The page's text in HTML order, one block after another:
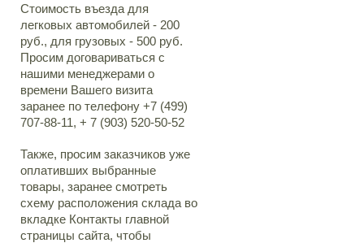
Стоимость въезда для
легковых автомобилей - 200
руб., для грузовых - 500 руб.
Просим договариваться с
нашими менеджерами о
времени Вашего визита
заранее по телефону +7 (499)
707-88-11, + 7 (903) 520-50-52
Также, просим заказчиков уже
оплативших выбранные
товары, заранее смотреть
схему расположения склада во
вкладке Контакты главной
страницы сайта, чтобы